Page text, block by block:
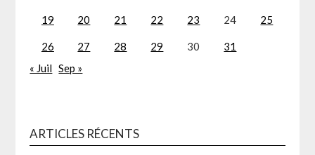
19 20 21 22 23 24 25
26 27 28 29 30
31
« Juil Sep »
ARTICLES RÉCENTS